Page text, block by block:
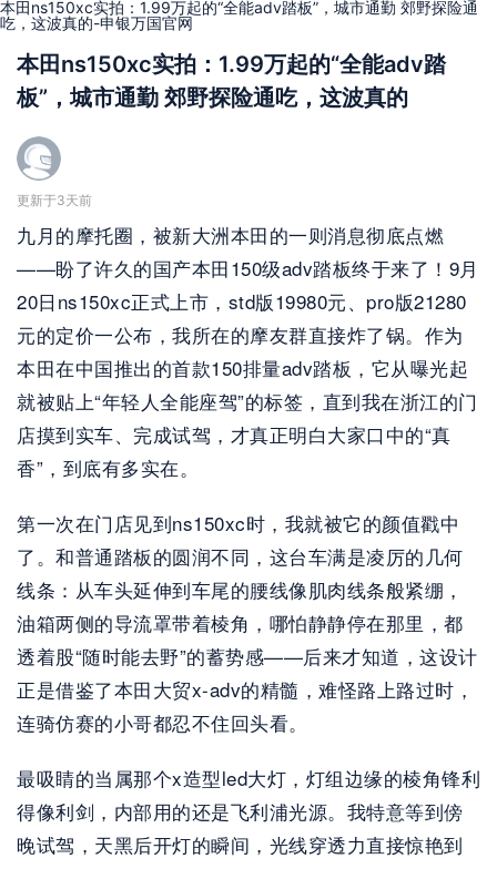
本田ns150xc实拍：1.99万起的“全能adv踏板”，城市通勤 郊野探险通
吃，这波真的-申银万国官网
本田ns150xc实拍：1.99万起的“全能adv踏
板”，城市通勤 郊野探险通吃，这波真的
更新于3天前
九月的摩托圈，被新大洲本田的一则消息彻底点燃
——盼了许久的国产本田150级adv踏板终于来了！9月
20日ns150xc正式上市，std版19980元、pro版21280
元的定价一公布，我所在的摩友群直接炸了锅。作为
本田在中国推出的首款150排量adv踏板，它从曝光起
就被贴上“年轻人全能座驾”的标签，直到我在浙江的门
店摸到实车、完成试驾，才真正明白大家口中的“真
香”，到底有多实在。
第一次在门店见到ns150xc时，我就被它的颜值戳中
了。和普通踏板的圆润不同，这台车满是凌厉的几何
线条：从车头延伸到车尾的腰线像肌肉线条般紧绷，
油箱两侧的导流罩带着棱角，哪怕静静停在那里，都
透着股“随时能去野”的蓄势感——后来才知道，这设计
正是借鉴了本田大贸x-adv的精髓，难怪路上路过时，
连骑仿赛的小哥都忍不住回头看。
最吸睛的当属那个x造型led大灯，灯组边缘的棱角锋利
得像利剑，内部用的还是飞利浦光源。我特意等到傍
晚试驾，天黑后开灯的瞬间，光线穿透力直接惊艳到